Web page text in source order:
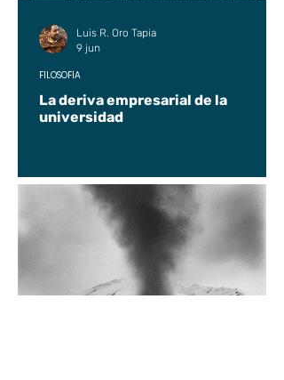
La deriva empresarial de la
universidad
FILOSOFÍA
Luis R. Oro Tapia
9 jun